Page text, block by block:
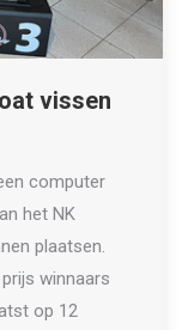
vissen
computer
het NK
plaatsen.
winnaars
op 12